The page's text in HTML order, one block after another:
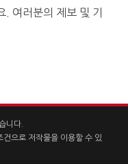
. 여러분의 제보 및 기
니다.
으로 저작물을 이용할 수 있